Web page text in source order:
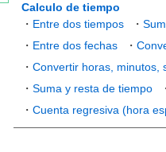
Calculo de tiempo
・ Entre dos tiempos ・
・ Entre dos fechas ・
・ Convertir horas, minutos,
・ Suma y resta de tiempo
・ Cuenta regresiva (hora